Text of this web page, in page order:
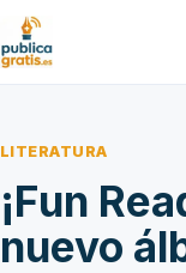
LITERATURA
¡Fun
nuevo